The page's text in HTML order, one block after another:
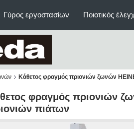
Γύρος εργοστασίων Ποιοτικός
Κάθετος φραγμός πριονιών ζωνών
φραγμός πριονιών
πιάτων